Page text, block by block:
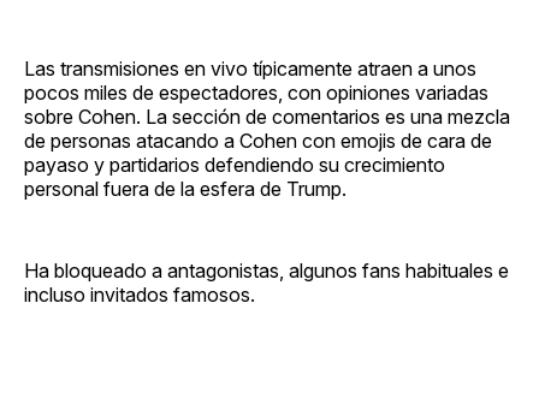
Las transmisiones en vivo típicamente atraen a unos
pocos miles de espectadores, con opiniones variadas
sobre Cohen. La sección de comentarios es una mezcla
de personas atacando a Cohen con emojis de cara de
payaso y partidarios defendiendo su crecimiento
personal fuera de la esfera de Trump.
Ha bloqueado a antagonistas, algunos fans habituales e
incluso invitados famosos.